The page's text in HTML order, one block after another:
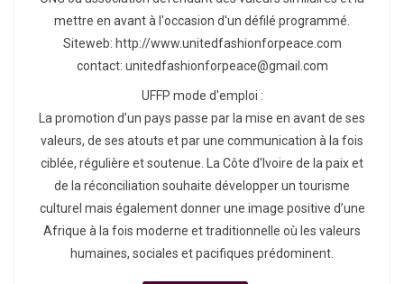
mettre en avant à l'occasion d'un défilé programmé.
Siteweb: http://www.unitedfashionforpeace.com
contact: unitedfashionforpeace@gmail.com
UFFP mode d'emploi :
La promotion d’un pays passe par la mise en avant de ses
valeurs, de ses atouts et par une communication à la fois
ciblée, régulière et soutenue. La Côte d'Ivoire de la paix et
de la réconciliation souhaite développer un tourisme
culturel mais également donner une image positive d’une
Afrique à la fois moderne et traditionnelle où les valeurs
humaines, sociales et pacifiques prédominent.